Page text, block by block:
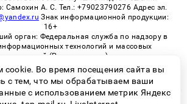
Самохин А. С. Тел.: +79023790276 Адрес эл.
Знак информационной продукции:
16+
орган: Федеральная служба по надзору в
технологий и массовых
(Роскомнадзор)
номер СМИ ЭЛ № ФС 77 - 82534 от 21.01.2022
cookie. Во время посещения сайта вы
с тем, что мы обрабатываем ваши
с использованием метрик Яндекс